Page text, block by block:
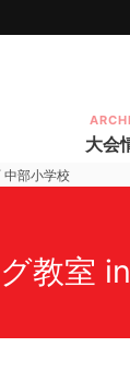
大会
中部小学校
教室